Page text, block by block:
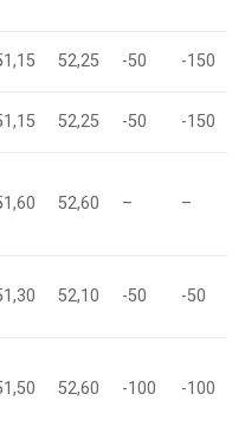
52,25 -50 -150
52,25 -50 -150
52,60 – –
52,10 -50 -50
52,60 -100 -100